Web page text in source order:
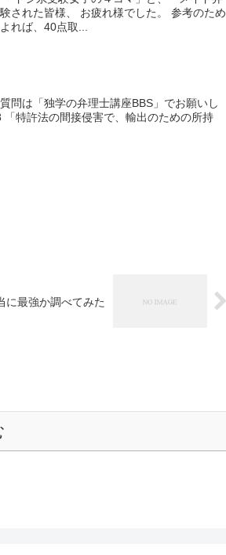
された皆様、 お疲れ様でした。 参考のため
れば、40点取...
問は「独学の弁理士講座BBS」でお願いし
特許法の間接侵害で、輸出のための所持
に最強か調べてみた